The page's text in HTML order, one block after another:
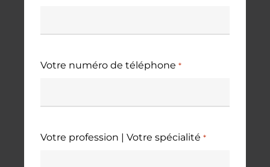
Votre numéro de téléphone *
Votre profession | Votre spécialité *